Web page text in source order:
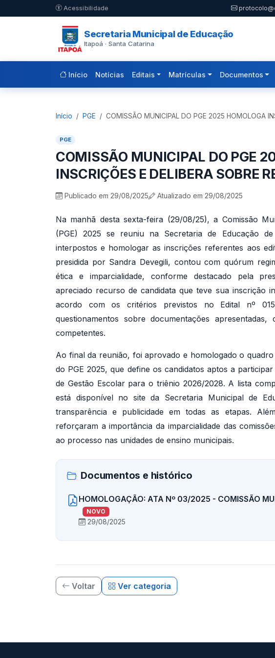
Pular para o conteúdo principal
Acessibilidade
Secretaria Municipal de Educação
Itapoá · Santa Catarina
Início Notícias Editais Matrículas Documentos
Início PGE COMISSÃO MUNICIPAL DO PGE 2025 HOMOLOGA
PGE
COMISSÃO MUNICIPAL DO PGE
INSCRIÇÕES E DELIBERA SOBRE
Publicado em 29/08/2025 Atualizado em 29/08/2025
Na manhã desta sexta-feira (29/08/25), a Comissão
(PGE) 2025 se reuniu na Secretaria de Educação
interpostos e homologar as inscrições referentes aos
presidida por Sandra Devegili, contou com quórum
ética e imparcialidade, conforme destacado pela
apreciado recurso de candidata que teve sua inscrição
acordo com os critérios previstos no Edital nº
questionamentos sobre documentações
competentes.
Ao final da reunião, foi aprovado e homologado o
do PGE 2025, que define os candidatos aptos a
de Gestão Escolar para o triênio 2026/2028. A lista
está disponível no site da Secretaria Municipal de
transparência e publicidade em todas as etapas.
reforçaram a importância da imparcialidade das
ao processo nas unidades de ensino municipais.
Documentos e histórico
HOMOLOGAÇÃO: ATA Nº 03/2025 - COMISSÃO
NOVO
29/08/2025
Voltar Ver categoria